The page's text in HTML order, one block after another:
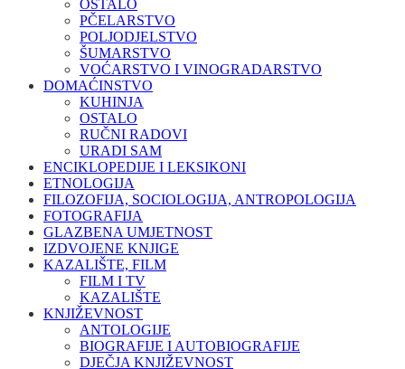
OSTALO
PČELARSTVO
POLJODJELSTVO
ŠUMARSTVO
VOĆARSTVO I VINOGRADARSTVO
DOMAĆINSTVO
KUHINJA
OSTALO
RUČNI RADOVI
URADI SAM
ENCIKLOPEDIJE I LEKSIKONI
ETNOLOGIJA
FILOZOFIJA, SOCIOLOGIJA, ANTROPOLOGIJA
FOTOGRAFIJA
GLAZBENA UMJETNOST
IZDVOJENE KNJIGE
KAZALIŠTE, FILM
FILM I TV
KAZALIŠTE
KNJIŽEVNOST
ANTOLOGIJE
BIOGRAFIJE I AUTOBIOGRAFIJE
DJEČJA KNJIŽEVNOST